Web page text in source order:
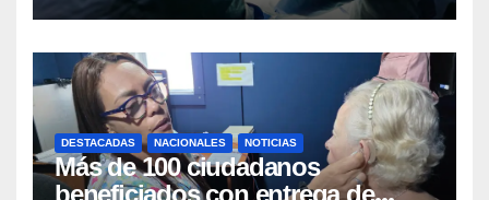
DESTACADAS NACIONALES NOTICIAS
Más de 100 ciudadanos
beneficiados con entrega de